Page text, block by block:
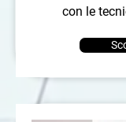
con le